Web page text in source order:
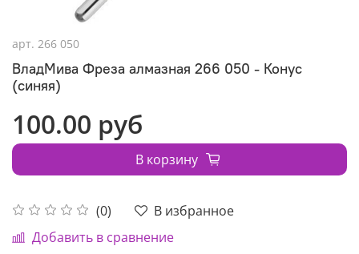
арт. 266 050
ВладМива Фреза алмазная 266 050 - Конус
(синяя)
(0)
В избранное
Добавить в сравнение
100.00 руб
В корзину